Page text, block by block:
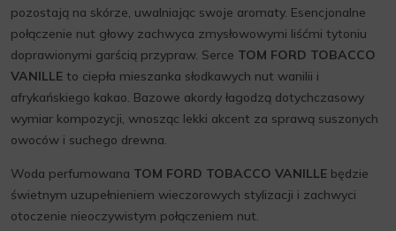
pozostają na skórze, uwalniając swoje aromaty. Esencjonalne
połączenie nut głowy zachwyca zmysłowowymi liśćmi tytoniu
doprawionymi garścią przypraw. Serce TOM FORD TOBACCO
VANILLE to ciepła mieszanka słodkawych nut wanilii i
afrykańskiego kakao. Bazowe akordy łagodzą dotychczasowy
wymiar kompozycji, wnosząc lekki akcent za sprawą suszonych
owoców i suchego drewna.
Woda perfumowana TOM FORD TOBACCO VANILLE będzie
świetnym uzupełnieniem wieczorowych stylizacji i zachwyci
otoczenie nieoczywistym połączeniem nut.